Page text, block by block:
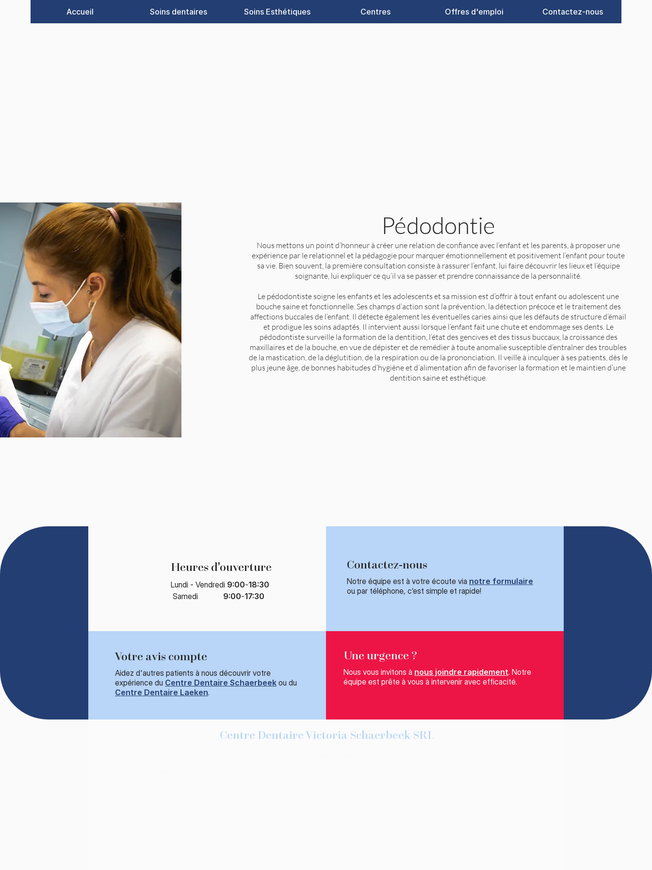
Accueil Soins dentaires Soins Esthétiques Centres Offres d'emploi Contactez-nous
Pédodontie
Nous mettons un point d’honneur à créer une relation de confiance avec l’enfant et les parents, à proposer une
expérience par le relationnel et la pédagogie pour marquer émotionnellement et positivement l’enfant pour toute
sa vie. Bien souvent, la première consultation consiste à rassurer l’enfant, lui faire découvrir les lieux et l’équipe
soignante, lui expliquer ce qu’il va se passer et prendre connaissance de la personnalité.
Le pédodontiste soigne les enfants et les adolescents et sa mission est d’offrir à tout enfant ou adolescent une
bouche saine et fonctionnelle. Ses champs d’action sont la prévention, la détection précoce et le traitement des
affections buccales de l’enfant. Il détecte également les éventuelles caries ainsi que les défauts de structure d’émail
et prodigue les soins adaptés. Il intervient aussi lorsque l’enfant fait une chute et endommage ses dents. Le
pédodontiste surveille la formation de la dentition, l’état des gencives et des tissus buccaux, la croissance des
maxillaires et de la bouche, en vue de dépister et de remédier à toute anomalie susceptible d’entraîner des troubles
de la mastication, de la déglutition, de la respiration ou de la prononciation. Il veille à inculquer à ses patients, dès le
plus jeune âge, de bonnes habitudes d’hygiène et d’alimentation afin de favoriser la formation et le maintien d’une
dentition saine et esthétique.
Heures d'ouverture​
Lundi - Vendredi 9:00-18:30
​ Samedi 9:00-17:30
Contactez-nous
Notre équipe est à votre écoute via notre formulaire
ou par téléphone, c’est simple et rapide!​
Votre avis compte
Aidez d'autres patients à nous découvrir votre
expérience du Centre Dentaire Schaerbeek ou du
Centre Dentaire Laeken.
Une urgence ?
Nous vous invitons à nous joindre rapidement. Notre
équipe est prête à vous à intervenir avec efficacité.
Centre Dentaire Victoria Schaerbeek SRL